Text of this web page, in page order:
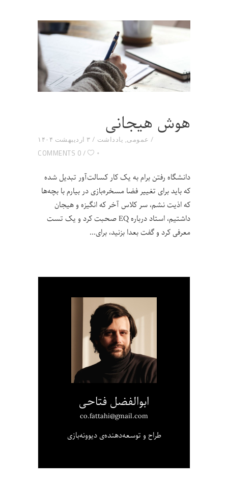
هوش هیجانی
۳ اردیبهشت ۱۴۰۴ عمومی, یادداشت
0 COMMENTS
۰
دانشگاه رفتن برام به یک کار کسالت‌آور تبدیل شده
که باید برای تغییر فضا مسخره‌بازی در بیارم با بچه‌ها
که اذیت نشم، سر کلاس آخر که انگیزه و هیجان
داشتیم، استاد درباره EQ صحبت کرد و یک تست
معرفی کرد و گفت بعدا بزنید، برای
ابوالفضل فتاحی
co.fattahi@gmail.com
طراح و توسعه‌دهنده‌ی دیوونه‌بازی